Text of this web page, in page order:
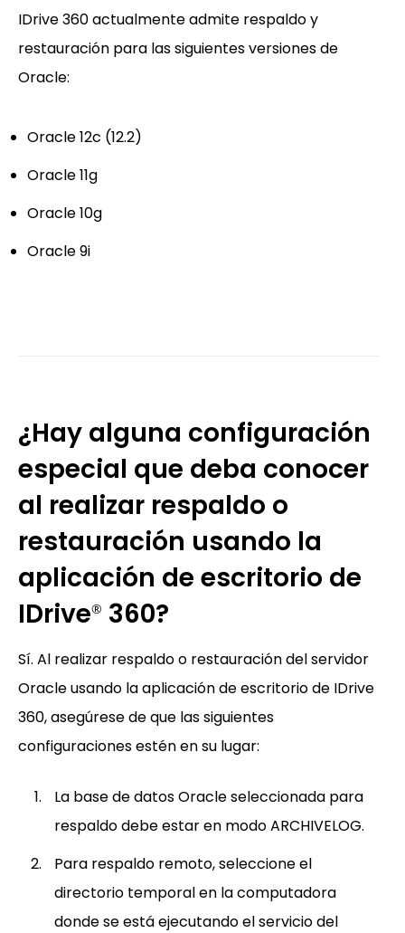
IDrive 360 actualmente admite respaldo y
restauración para las siguientes versiones de
Oracle:
Oracle 12c (12.2)
Oracle 11g
Oracle 10g
Oracle 9i
¿Hay alguna configuración
especial que deba conocer
al realizar respaldo o
restauración usando la
aplicación de escritorio de
IDrive® 360?
Sí. Al realizar respaldo o restauración del servidor
Oracle usando la aplicación de escritorio de IDrive
360, asegúrese de que las siguientes
configuraciones estén en su lugar:
La base de datos Oracle seleccionada para
respaldo debe estar en modo ARCHIVELOG.
Para respaldo remoto, seleccione el
directorio temporal en la computadora
donde se está ejecutando el servicio del